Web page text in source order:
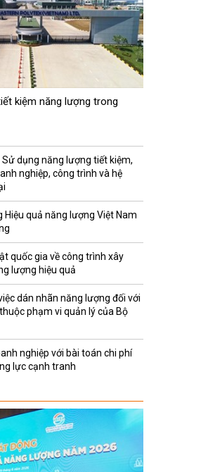
kiệm năng lượng trong
Sử dụng năng lượng tiết kiệm,
nghiệp, công trình và hệ
Hiệu quả năng lượng Việt Nam
quốc gia về công trình xây
lượng hiệu quả
dán nhãn năng lượng đối với
phạm vi quản lý của Bộ
nghiệp với bài toán chi phí
lực cạnh tranh